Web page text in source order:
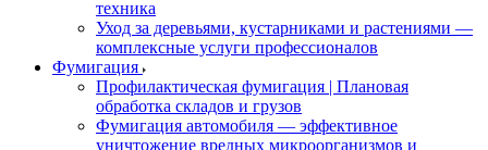
техника
Уход за деревьями, кустарниками и растениями —
комплексные услуги профессионалов
Фумигация
Профилактическая фумигация | Плановая
обработка складов и грузов
Фумигация автомобиля — эффективное
уничтожение вредных микроорганизмов и